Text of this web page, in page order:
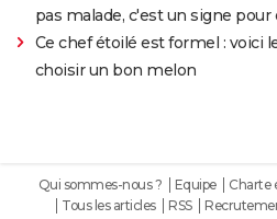
pas malade, c'est un signe
Ce chef étoilé est formel : voici
choisir un bon melon
Qui sommes-nous ? Equipe Charte
Tous les articles
RSS